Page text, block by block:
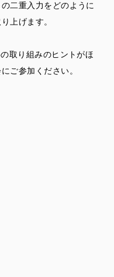
二重入力をどのように
上げます。
取り組みのヒントがほ
ご参加ください。